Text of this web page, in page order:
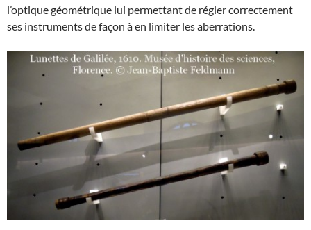
l’optique géométrique lui permettant de régler correctement
ses instruments de façon à en limiter les aberrations.